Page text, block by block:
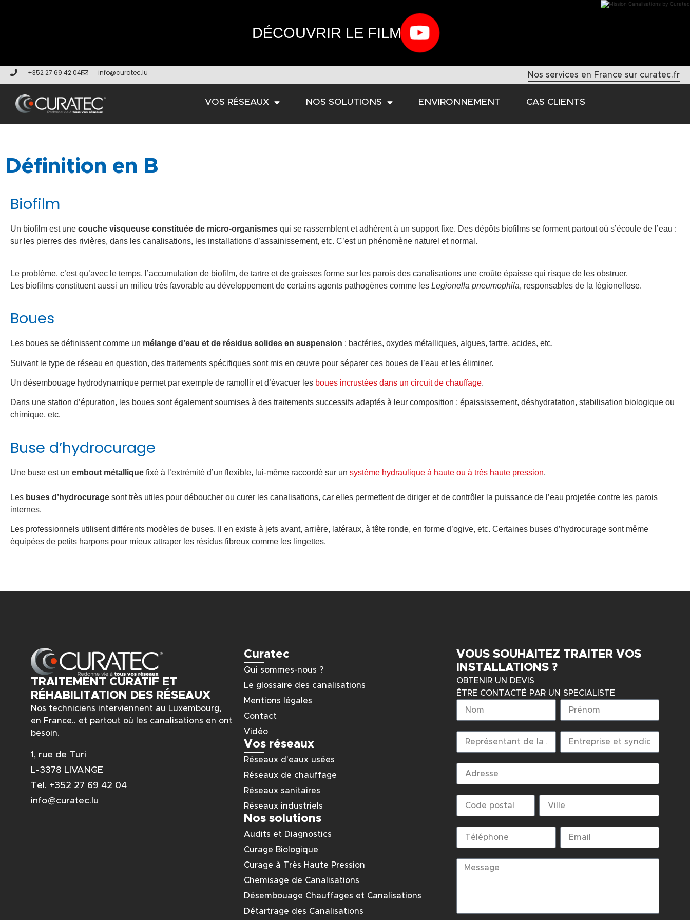
DÉCOUVRIR LE FILM
+352 27 69 42 04 info@curatec.lu Nos services en France sur curatec.fr
VOS RÉSEAUX NOS SOLUTIONS ENVIRONNEMENT CAS CLIENTS
Définition en B
Biofilm
Un biofilm est une couche visqueuse constituée de micro-organismes qui se rassemblent et adhèrent à un support fixe. Des dépôts biofilms se forment partout où s’écoule de l’eau :
sur les pierres des rivières, dans les canalisations, les installations d’assainissement, etc. C’est un phénomène naturel et normal.
Le problème, c’est qu’avec le temps, l’accumulation de biofilm, de tartre et de graisses forme sur les parois des canalisations une croûte épaisse qui risque de les obstruer.
Les biofilms constituent aussi un milieu très favorable au développement de certains agents pathogènes comme les Legionella pneumophila, responsables de la légionellose.
Boues
Les boues se définissent comme un mélange d’eau et de résidus solides en suspension : bactéries, oxydes métalliques, algues, tartre, acides, etc.
Suivant le type de réseau en question, des traitements spécifiques sont mis en œuvre pour séparer ces boues de l’eau et les éliminer.
Un désembouage hydrodynamique permet par exemple de ramollir et d’évacuer les boues incrustées dans un circuit de chauffage.
Dans une station d’épuration, les boues sont également soumises à des traitements successifs adaptés à leur composition : épaississement, déshydratation, stabilisation biologique ou
chimique, etc.
Buse d’hydrocurage
Une buse est un embout métallique fixé à l’extrémité d’un flexible, lui-même raccordé sur un système hydraulique à haute ou à très haute pression.
Les buses d’hydrocurage sont très utiles pour déboucher ou curer les canalisations, car elles permettent de diriger et de contrôler la puissance de l’eau projetée contre les parois
internes.
Les professionnels utilisent différents modèles de buses. Il en existe à jets avant, arrière, latéraux, à tête ronde, en forme d’ogive, etc. Certaines buses d’hydrocurage sont même
équipées de petits harpons pour mieux attraper les résidus fibreux comme les lingettes.
TRAITEMENT CURATIF ET
RÉHABILITATION DES RÉSEAUX
Nos techniciens interviennent au Luxembourg,
en France.. et partout où les canalisations en ont
besoin.
1, rue de Turi
L-3378 LIVANGE
Tel. +352 27 69 42 04
info@curatec.lu
Curatec
Qui sommes-nous ?
Le glossaire des canalisations
Mentions légales
Contact
Vidéo
Vos réseaux
Réseaux d'eaux usées
Réseaux de chauffage
Réseaux sanitaires
Réseaux industriels
Nos solutions
Audits et Diagnostics
Curage Biologique
Curage à Très Haute Pression
Chemisage de Canalisations
Désembouage Chauffages et Canalisations
Détartrage des Canalisations
VOUS SOUHAITEZ TRAITER VOS
INSTALLATIONS ?
OBTENIR UN DEVIS
ÊTRE CONTACTÉ PAR UN SPECIALISTE